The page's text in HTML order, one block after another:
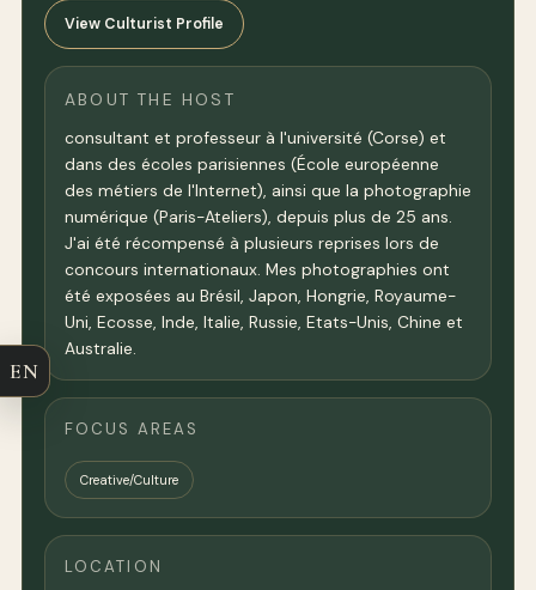
View Culturist Profile
ABOUT THE HOST
consultant et professeur à l'université (Corse) et
dans des écoles parisiennes (École européenne
des métiers de l'Internet), ainsi que la photographie
numérique (Paris-Ateliers), depuis plus de 25 ans.
J'ai été récompensé à plusieurs reprises lors de
concours internationaux. Mes photographies ont
été exposées au Brésil, Japon, Hongrie, Royaume-
Uni, Ecosse, Inde, Italie, Russie, Etats-Unis, Chine et
Australie.
FOCUS AREAS
Creative/Culture
LOCATION
EN